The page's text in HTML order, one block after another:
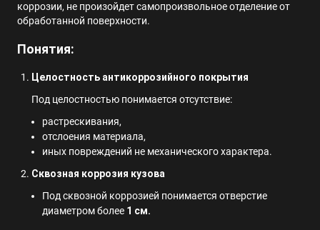
коррозии, не произойдет самопроизвольное отделение от
обработанной поверхности.
Понятия:
Целостность антикоррозийного покрытия
Под целостностью понимается отсутствие:
растрескивания,
отслоения материала,
иных повреждений не механического характера.
Сквозная коррозия кузова
Под сквозной коррозией понимается отверстие
диаметром более 1 см.